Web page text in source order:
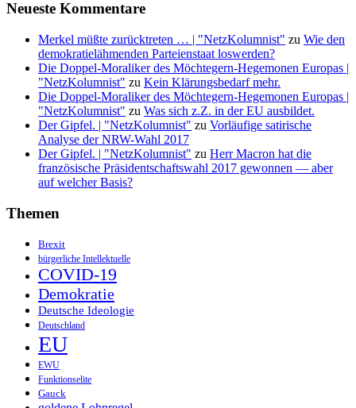
Neueste Kommentare
Merkel müßte zurücktreten … | "NetzKolumnist" zu Wie den
demokratielähmenden Parteienstaat loswerden?
Die Doppel-Moraliker des Möchtegern-Hegemonen Europas |
"NetzKolumnist" zu Kein Klärungsbedarf mehr.
Die Doppel-Moraliker des Möchtegern-Hegemonen Europas |
"NetzKolumnist" zu Was sich z.Z. in der EU ausbildet.
Der Gipfel. | "NetzKolumnist" zu Vorläufige satirische
Analyse der NRW-Wahl 2017
Der Gipfel. | "NetzKolumnist" zu Herr Macron hat die
französische Präsidentschaftswahl 2017 gewonnen — aber
auf welcher Basis?
Themen
Brexit
bürgerliche Intellektuelle
COVID-19
Demokratie
Deutsche Ideologie
Deutschland
EU
EWU
Funktionselite
Gauck